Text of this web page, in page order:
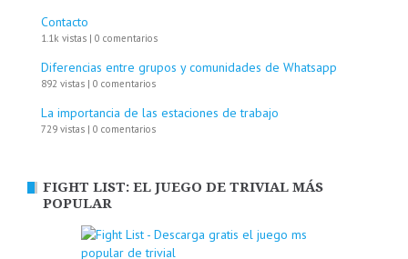
Contacto
1.1k vistas | 0 comentarios
Diferencias entre grupos y comunidades de Whatsapp
892 vistas | 0 comentarios
La importancia de las estaciones de trabajo
729 vistas | 0 comentarios
FIGHT LIST: EL JUEGO DE TRIVIAL MÁS
POPULAR